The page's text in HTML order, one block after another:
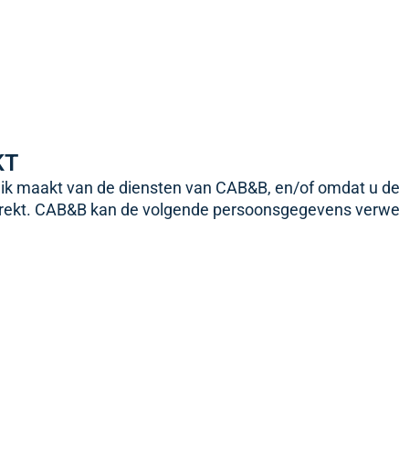
maakt van de diensten van CAB&B, en/of omdat u
CAB&B kan de volgende persoonsgegevens